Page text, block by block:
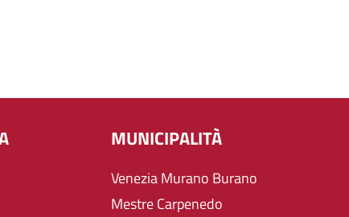
MUNICIPALITÀ
Venezia Murano Burano
Mestre Carpenedo